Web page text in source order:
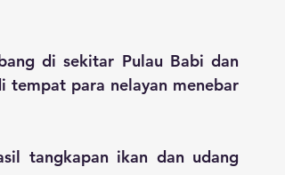
di sekitar Pulau Babi dan
tempat para nelayan menebar
tangkapan ikan dan udang